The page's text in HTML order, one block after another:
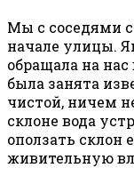
Мы с соседями
начале улицы.
обращала на
была занята
чистой, ничем
склоне вода
оползать склон
живительную